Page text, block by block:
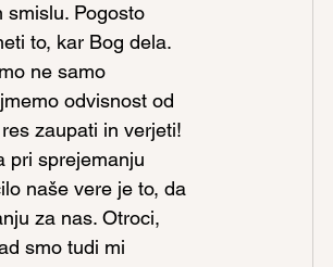
smislu. Pogosto
to, kar Bog dela.
ne samo
odvisnost od
zaupati in verjeti!
pri sprejemanju
naše vere je to, da
za nas. Otroci,
smo tudi mi